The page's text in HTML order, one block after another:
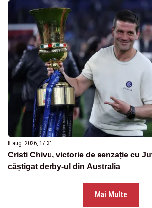
8 aug. 2026, 17:31
Cristi Chivu, victorie de senzație cu
câștigat derby-ul din Australia
Mai Multe